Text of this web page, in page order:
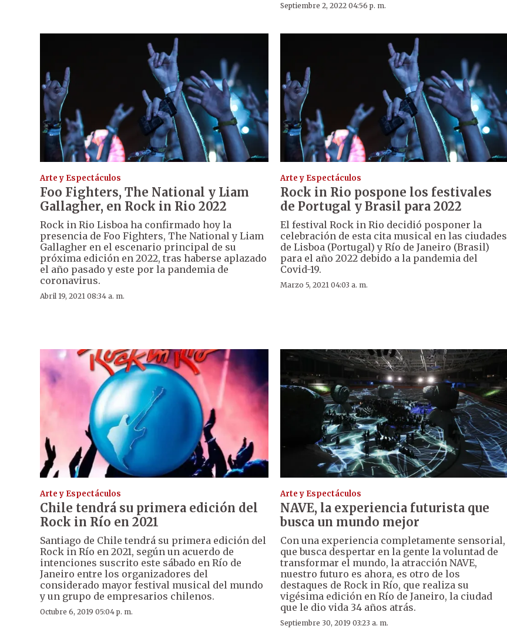
Septiembre 2, 2022 04:56 p. m.
Arte y Espectáculos
Foo Fighters, The National y Liam
Gallagher, en Rock in Rio 2022
Rock in Rio Lisboa ha confirmado hoy la
presencia de Foo Fighters, The National y Liam
Gallagher en el escenario principal de su
próxima edición en 2022, tras haberse aplazado
el año pasado y este por la pandemia de
coronavirus.
Abril 19, 2021 08:34 a. m.
Arte y Espectáculos
Rock in Rio pospone los festivales
de Portugal y Brasil para 2022
El festival Rock in Rio decidió posponer la
celebración de esta cita musical en las ciudades
de Lisboa (Portugal) y Río de Janeiro (Brasil)
para el año 2022 debido a la pandemia del
Covid-19.
Marzo 5, 2021 04:03 a. m.
Arte y Espectáculos
Chile tendrá su primera edición del
Rock in Río en 2021
Santiago de Chile tendrá su primera edición del
Rock in Río en 2021, según un acuerdo de
intenciones suscrito este sábado en Río de
Janeiro entre los organizadores del
considerado mayor festival musical del mundo
y un grupo de empresarios chilenos.
Octubre 6, 2019 05:04 p. m.
Arte y Espectáculos
NAVE, la experiencia futurista que
busca un mundo mejor
Con una experiencia completamente sensorial,
que busca despertar en la gente la voluntad de
transformar el mundo, la atracción NAVE,
nuestro futuro es ahora, es otro de los
destaques de Rock in Río, que realiza su
vigésima edición en Río de Janeiro, la ciudad
que le dio vida 34 años atrás.
Septiembre 30, 2019 03:23 a. m.